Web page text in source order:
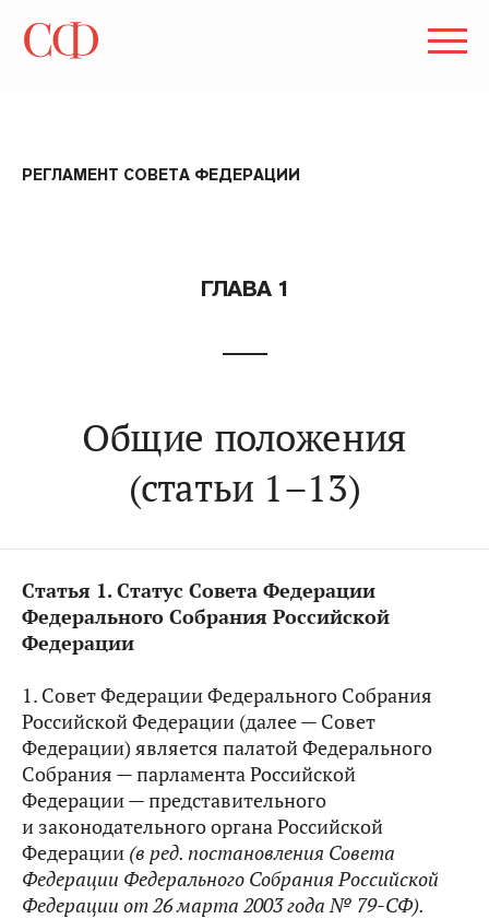
РЕГЛАМЕНТ СОВЕТА ФЕДЕРАЦИИ
ГЛАВА 1
Общие положения
(статьи 1–13)
Статья 1.Статус Совета Федерации
Федерального Собрания Российской
Федерации
1. Совет Федерации Федерального Собрания
Российской Федерации (далее — Совет
Федерации) является палатой Федерального
Собрания — парламента Российской
Федерации — представительного
и законодательного органа Российской
Федерации (в ред. постановления Совета
Федерации Федерального Собрания Российской
Федерации от 26 марта 2003 года № 79-СФ).